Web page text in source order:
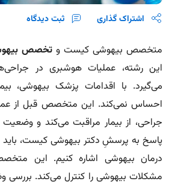
اشتراک گذاری ثبت دیدگاه
متخصص بیهوشی کیست و تخصص
این رشته، عملیات هوشبری در
می‌گیرد. با اقدامات پزشک بیهوشی،
احساس نمی‌کند. این متخصص قبل از
جراحی، از بیمار مراقبت می‌کند و وضعیت
پاسخ به پرسشِ دکتر بیهوشی کیست، باید
درمان بیهوشی اشاره کنیم. این
مشکلات بیهوشی را کنترل می‌کند. بررسی